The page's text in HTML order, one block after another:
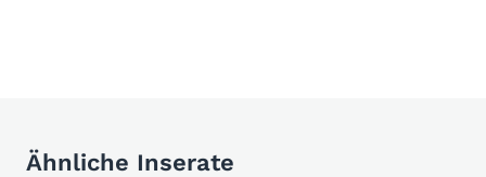
Ähnliche Inserate